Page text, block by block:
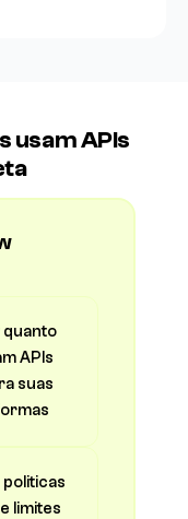
usam APIs
APIs
suas
limites